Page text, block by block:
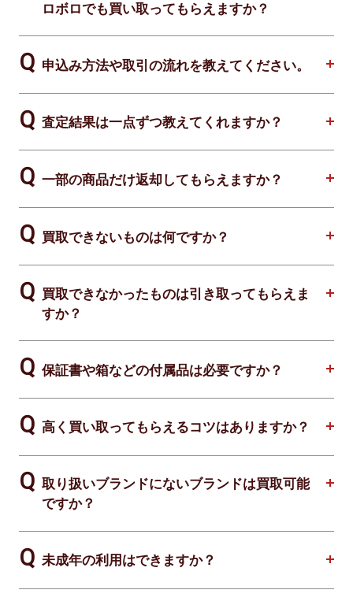
ロボロでも買い取ってもらえますか？
申込み方法や取引の流れを教えてください。
査定結果は一点ずつ教えてくれますか？
一部の商品だけ返却してもらえますか？
買取できないものは何ですか？
買取できなかったものは引き取ってもらえま
すか？
保証書や箱などの付属品は必要ですか？
高く買い取ってもらえるコツはありますか？
取り扱いブランドにないブランドは買取可能
ですか？
未成年の利用はできますか？